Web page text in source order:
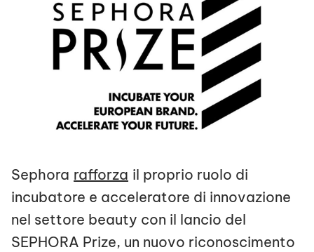
Sephora rafforza il proprio ruolo di
incubatore e acceleratore di innovazione
nel settore beauty con il lancio del
SEPHORA Prize, un nuovo riconoscimento